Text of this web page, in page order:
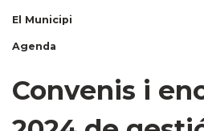
El Municipi
Agenda
Convenis i